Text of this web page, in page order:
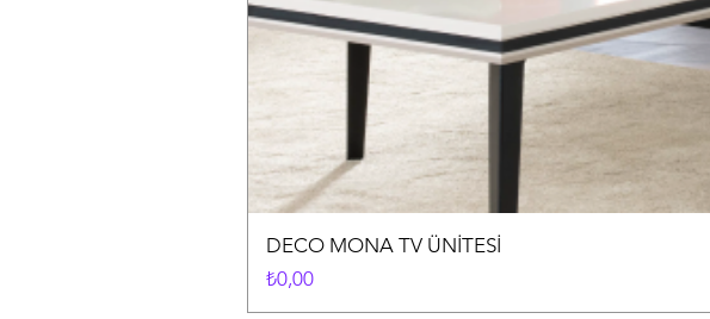
DECO MONA TV ÜNİTESİ
Fiyat
₺0,00